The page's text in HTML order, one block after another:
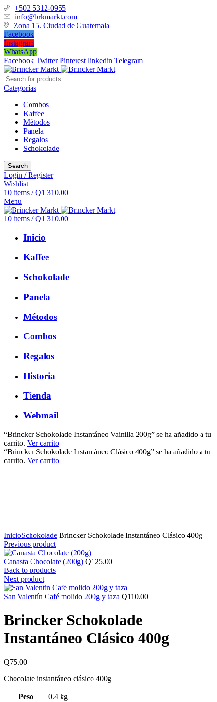
+502 5312-0955
info@brkmarkt.com
Zona 15. Ciudad de Guatemala
Facebook
Instagram
WhatsApp
Facebook Twitter Pinterest linkedin Telegram
Categorías
Combos
Kaffee
Métodos
Panela
Regalos
Schokolade
Search
Login / Register
Wishlist
10 items / Q1,310.00
Menu
10 items / Q1,310.00
Inicio
Kaffee
Schokolade
Panela
Métodos
Combos
Regalos
Historia
Tienda
Webmail
“Brincker Schokolade Instantáneo Vainilla 200g” se ha añadido a tu
carrito. Ver carrito
“Brincker Schokolade Instantáneo Clásico 400g” se ha añadido a tu
carrito. Ver carrito
InicioSchokolade Brincker Schokolade Instantáneo Clásico 400g
Previous product
Canasta Chocolate (200g) Q125.00
Back to products
Next product
San Valentín Café molido 200g y taza Q110.00
Brincker Schokolade
Instantáneo Clásico 400g
Q75.00
Chocolate instantáneo clásico 400g
Peso
0.4 kg